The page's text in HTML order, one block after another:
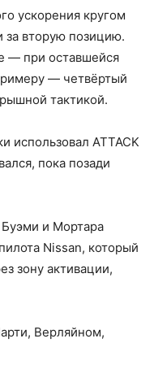
ускорения кругом
за вторую позицию.
— при оставшейся
— четвёртый
тактикой.
использовал ATTACK
пока позади
Буэми и Мортара
Nissan, который
зону активации,
Верляйном,